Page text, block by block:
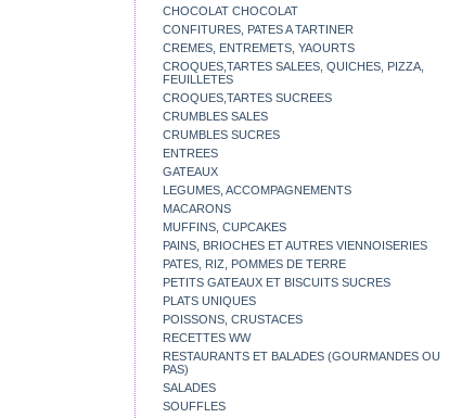
CHOCOLAT CHOCOLAT
CONFITURES, PATES A TARTINER
CREMES, ENTREMETS, YAOURTS
CROQUES,TARTES SALEES, QUICHES, PIZZA,
FEUILLETES
CROQUES,TARTES SUCREES
CRUMBLES SALES
CRUMBLES SUCRES
ENTREES
GATEAUX
LEGUMES, ACCOMPAGNEMENTS
MACARONS
MUFFINS, CUPCAKES
PAINS, BRIOCHES ET AUTRES VIENNOISERIES
PATES, RIZ, POMMES DE TERRE
PETITS GATEAUX ET BISCUITS SUCRES
PLATS UNIQUES
POISSONS, CRUSTACES
RECETTES WW
RESTAURANTS ET BALADES (GOURMANDES OU
PAS)
SALADES
SOUFFLES